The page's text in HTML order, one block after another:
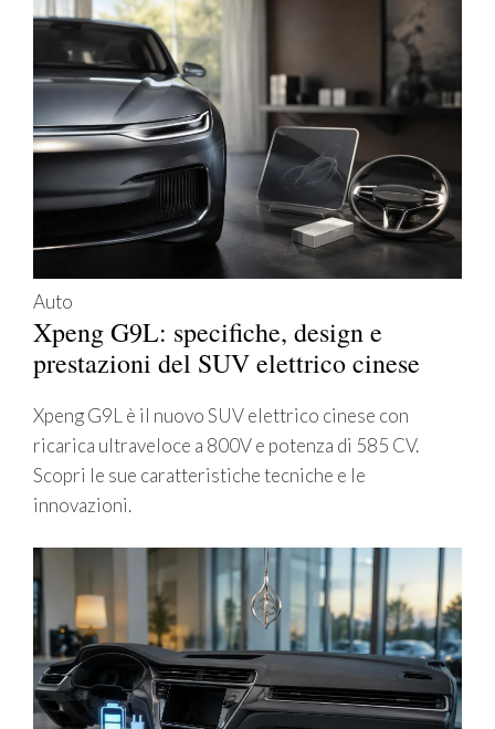
Auto
Xpeng G9L: specifiche, design e
prestazioni del SUV elettrico cinese
Xpeng G9L è il nuovo SUV elettrico cinese con
ricarica ultraveloce a 800V e potenza di 585 CV.
Scopri le sue caratteristiche tecniche e le
innovazioni.